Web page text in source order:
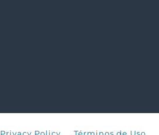
Privacy Policy Términos de Uso